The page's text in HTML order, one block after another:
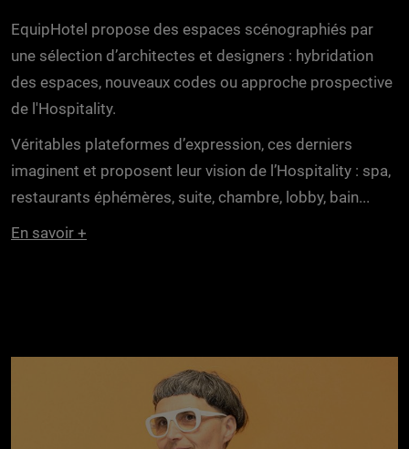
EquipHotel propose des espaces scénographiés par
une sélection d’architectes et designers : hybridation
des espaces, nouveaux codes ou approche prospective
de l'Hospitality.
Véritables plateformes d’expression, ces derniers
imaginent et proposent leur vision de l’Hospitality : spa,
restaurants éphémères, suite, chambre, lobby, bain...
En savoir +